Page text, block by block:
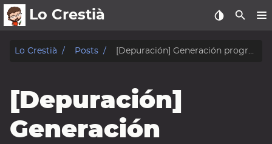
Lo Crestià
posts
fotos
charlas
Lo Crestià Posts [Depuración] Generación programática de mini dumps
[Depuración]
Generación